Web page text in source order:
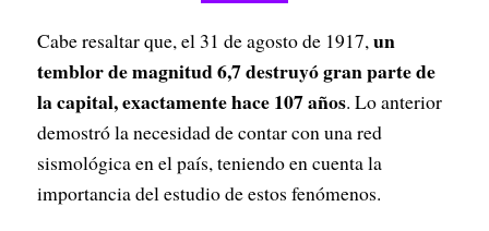
Cabe resaltar que, el 31 de agosto de 1917,un
temblor de magnitud 6,7 destruyó gran parte de
la capital, exactamente hace 107 años. Lo anterior
demostró la necesidad de contar con una red
sismológica en el país, teniendo en cuenta la
importancia del estudio de estos fenómenos.